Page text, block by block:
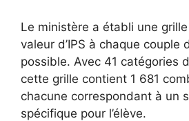
Le ministère a établi une
valeur d’IPS à chaque couple
possible. Avec 41 catégories
cette grille contient 1 681
chacune correspondant à un
spécifique pour l’élève.